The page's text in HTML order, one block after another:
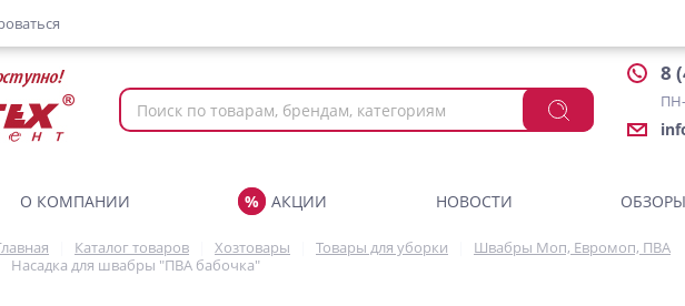
8
О КОМПАНИИ АКЦИИ НОВОСТИ ОБЗОРЫ
Каталог товаров Хозтовары Товары для уборки
Швабры Моп, Евромоп, ПВА
Насадка для швабры "ПВА бабочка"